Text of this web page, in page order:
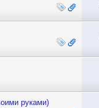
руками)